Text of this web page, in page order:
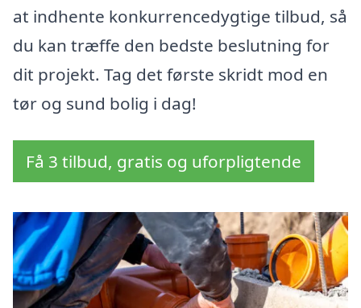
at indhente konkurrencedygtige tilbud, så
du kan træffe den bedste beslutning for
dit projekt. Tag det første skridt mod en
tør og sund bolig i dag!
Få 3 tilbud, gratis og uforpligtende